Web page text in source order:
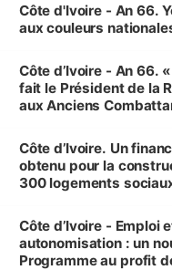
Côte d'Ivoire - An 66.
aux couleurs
Côte d’Ivoire - An 66.
fait le Président de la
aux Anciens
Côte d’Ivoire. Un
obtenu pour la
300 logements
et Yamoussoukro
Côte d’Ivoire - Emploi
autonomisation : un
Programme au profit